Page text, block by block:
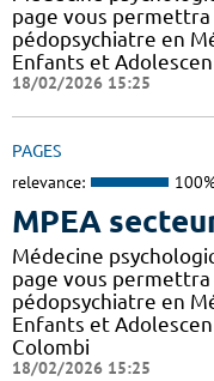
page vous
pédopsychiatre en
Enfants et
18/02/2026 15:25
PAGES
relevance:
MPEA
Médecine
page vous
pédopsychiatre en
Enfants et
Colombi
18/02/2026 15:25